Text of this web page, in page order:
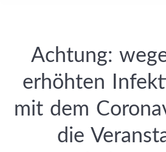
Achtung:
erhöhten
mit dem
die